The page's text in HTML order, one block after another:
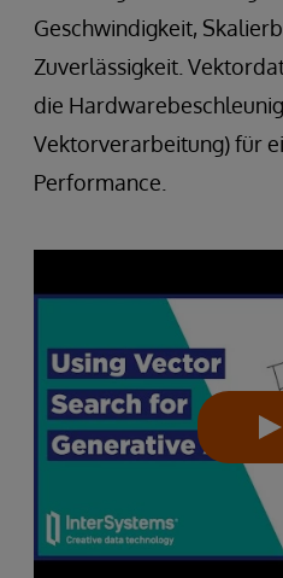
Geschwindigkeit,
Zuverlässigkeit.
die
Vektorverarbeitung) für
Performance.